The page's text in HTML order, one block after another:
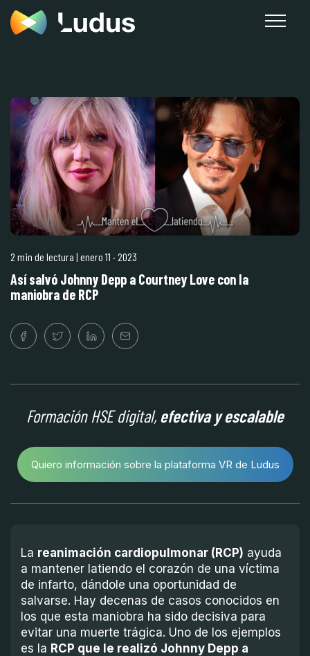
2 min de lectura | enero 11 · 2023
Así salvó Johnny Depp a Courtney Love con la
maniobra de RCP
Formación HSE digital,efectiva y escalable
Quiero información sobre la plataforma VR de Ludus
La reanimación cardiopulmonar (RCP) ayuda
a mantener latiendo el corazón de una víctima
de infarto, dándole una oportunidad de
salvarse. Hay decenas de casos conocidos en
los que esta maniobra ha sido decisiva para
evitar una muerte trágica. Uno de los ejemplos
es la RCP que le realizó Johnny Depp a